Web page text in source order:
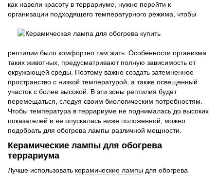
как навели красоту в террариуме, нужно перейти к
организации подходящего температурного режима, чтобы
рептилии было комфортно там жить. Особенности организма
таких животных, предусматривают полную зависимость от
окружающей среды. Поэтому важно создать затемненное
пространство с низкой температурой, а также освещенный
участок с более высокой. В эти зоны рептилия будет
перемещаться, следуя своим биологическим потребностям.
Чтобы температура в террариуме не поднималась до высоких
показателей и не опускалась ниже положенной, можно
подобрать для обогрева лампы различной мощности.
Керамические лампы для обогрева
террариума
Лучше использовать керамические лампы для обогрева